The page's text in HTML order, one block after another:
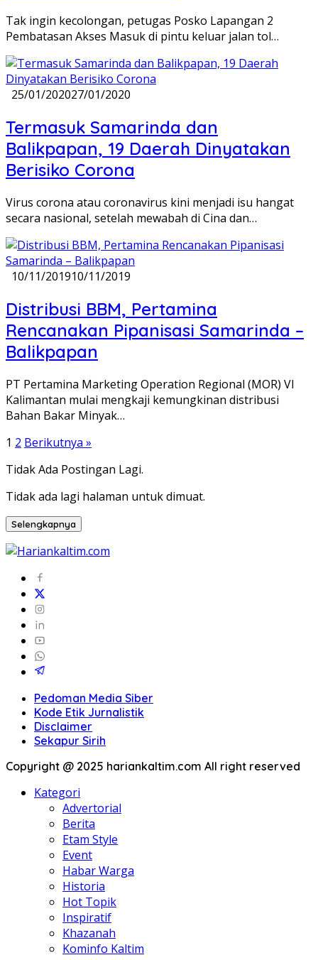
Tak ingin kecolongan, petugas Posko Lapangan 2
Pembatasan Akses Masuk di pintu keluar jalan tol…
25/01/202027/01/2020
Termasuk Samarinda dan
Balikpapan, 19 Daerah Dinyatakan
Berisiko Corona
Virus corona atau coronavirus kini menjadi isu hangat
secara nasional, setelah mewabah di Cina dan…
10/11/201910/11/2019
Distribusi BBM, Pertamina
Rencanakan Pipanisasi Samarinda –
Balikpapan
PT Pertamina Marketing Operation Regional (MOR) VI
Kalimantan mulai mengkaji kemungkinan distribusi
Bahan Bakar Minyak…
Paginasi
pos
1 2 Berikutnya »
Tidak Ada Postingan Lagi.
Tidak ada lagi halaman untuk dimuat.
Selengkapnya
Pedoman Media Siber
Kode Etik Jurnalistik
Disclaimer
Sekapur Sirih
Copyright @ 2025 hariankaltim.com All right reserved
Kategori
Advertorial
Berita
Etam Style
Event
Habar Warga
Historia
Hot Topik
Inspiratif
Khazanah
Kominfo Kaltim